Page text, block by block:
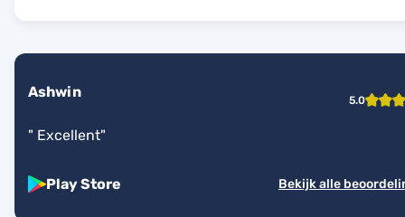
Ashwin 5.0
" Excellent"
Play Store Bekijk alle